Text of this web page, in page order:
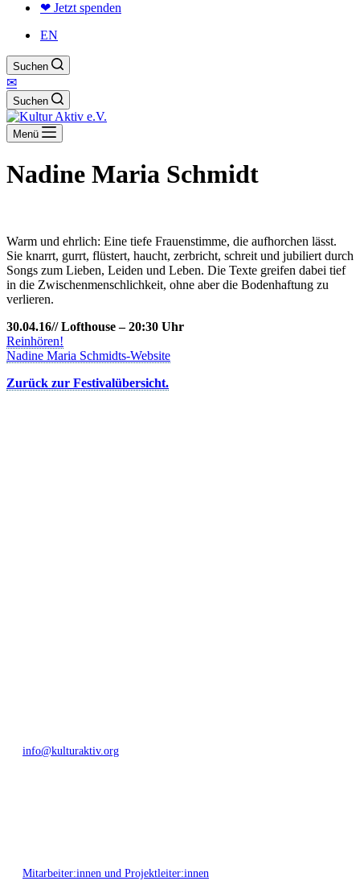
❤ Jetzt spenden
EN
Suchen
✉
Suchen
Menü
Nadine Maria Schmidt
Warm und ehrlich: Eine tiefe Frauenstimme, die aufhorchen lässt.
Sie knarrt, gurrt, flüstert, haucht, zerbricht, schreit und jubiliert durch
Songs zum Lieben, Leiden und Leben. Die Texte greifen dabei tief
in die Zwischenmenschlichkeit, ohne aber die Bodenhaftung zu
verlieren.
30.04.16// Lofthouse – 20:30 Uhr
Reinhören!
Nadine Maria Schmidts-Website
Zurück zur Festivalübersicht.
info@kulturaktiv.org
Mitarbeiter:innen und Projektleiter:innen